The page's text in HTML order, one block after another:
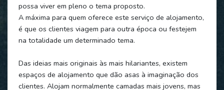
possa viver em pleno o tema proposto.
A máxima para quem oferece este serviço de alojamento,
é que os clientes viagem para outra época ou festejem
na totalidade um determinado tema.
Das ideias mais originais às mais hilariantes, existem
espaços de alojamento que dão asas à imaginação dos
clientes. Alojam normalmente camadas mais jovens, mas